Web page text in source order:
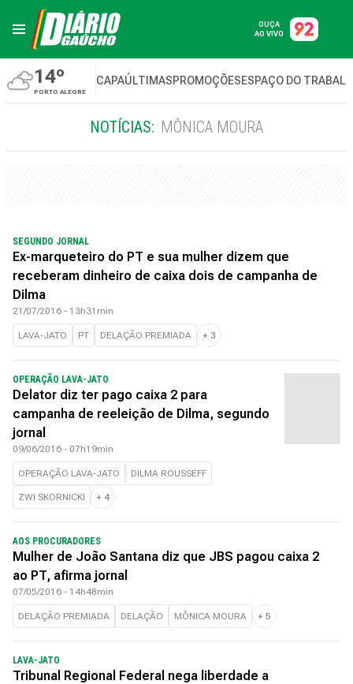
OUÇA
AO VIVO
14º
PORTO ALEGRE
CAPAÚLTIMASPROMOÇÕESESPAÇO DO
NOTÍCIAS: MÔNICA MOURA
SEGUNDO JORNAL
Ex-marqueteiro do PT e sua mulher dizem que
receberam dinheiro de caixa dois de campanha de
Dilma
21/07/2016 - 13h31min
LAVA-JATO PT DELAÇÃO PREMIADA + 3
OPERAÇÃO LAVA-JATO
Delator diz ter pago caixa 2 para
campanha de reeleição de Dilma, segundo
jornal
09/06/2016 - 07h19min
OPERAÇÃO LAVA-JATO DILMA ROUSSEFF
ZWI SKORNICKI + 4
AOS PROCURADORES
Mulher de João Santana diz que JBS pagou caixa 2
ao PT, afirma jornal
07/05/2016 - 14h48min
DELAÇÃO PREMIADA DELAÇÃO MÔNICA MOURA + 5
LAVA-JATO
Tribunal Regional Federal nega liberdade a